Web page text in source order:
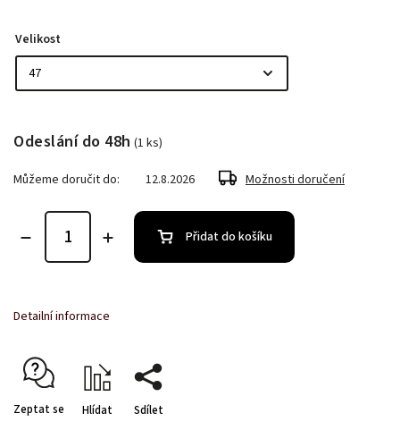
Velikost
Odeslání do 48h (1 ks)
Můžeme doručit do: 12.8.2026 Možnosti doručení
Přidat do košíku
Detailní informace
Zeptat se Hlídat Sdílet